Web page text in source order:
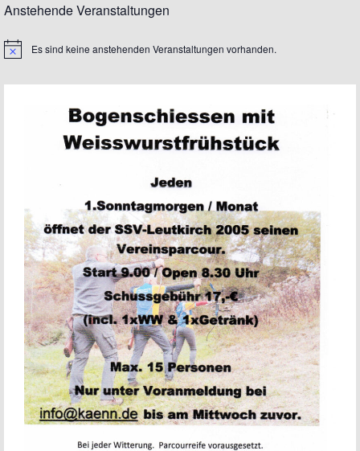
Anstehende Veranstaltungen
HinweisEs sind keine anstehenden Veranstaltungen vorhanden.